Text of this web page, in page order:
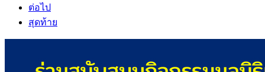
ต่อไป
สุดท้าย